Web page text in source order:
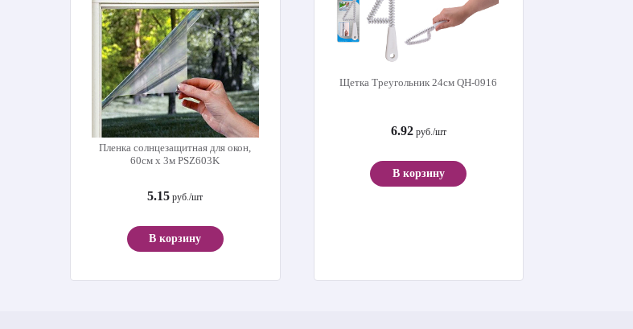
Пленка солнцезащитная для окон,
60см х 3м PSZ603K
5.15 руб./шт
В корзину
Щетка Треугольник 24см QH-0916
6.92руб./шт
В корзину